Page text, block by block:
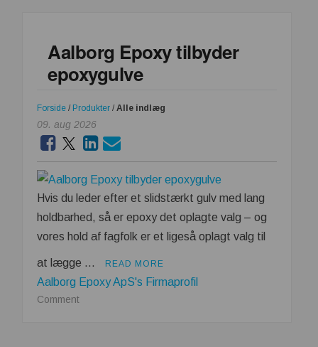
Aalborg Epoxy tilbyder
epoxygulve
Forside / Produkter / Alle indlæg
09. aug 2026
Hvis du leder efter et slidstærkt gulv med lang
holdbarhed, så er epoxy det oplagte valg – og
vores hold af fagfolk er et ligeså oplagt valg til
at lægge … READ MORE
Aalborg Epoxy ApS's Firmaprofil
Commenton